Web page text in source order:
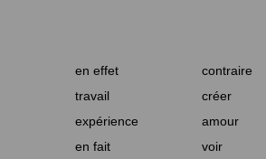
en effet
contraire
travail
créer
expérience
amour
en fait voir